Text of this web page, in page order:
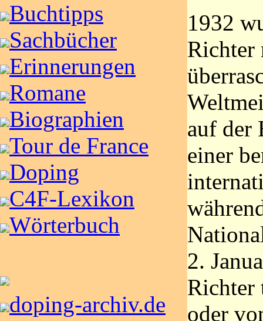
Buchtipps
Sachbücher
Erinnerungen
Romane
Biographien
Tour de France
Doping
C4F-Lexikon
Wörterbuch
doping-archiv.de
1932
Richter
auf der
einer
2.
Richter
oder